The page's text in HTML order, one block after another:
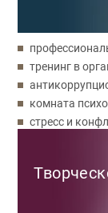
тренинг в
комната
стресс и